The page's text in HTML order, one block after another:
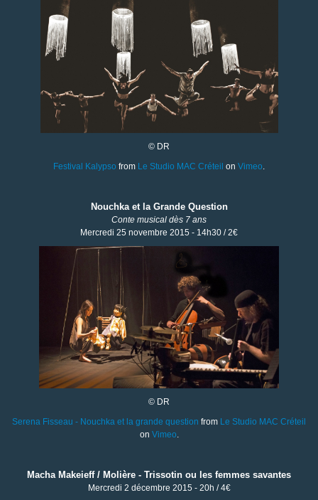
© DR
Festival Kalypso from Le Studio MAC Créteil on Vimeo
Nouchka et la Grande Question
Conte musical dès 7 ans
Mercredi 25 novembre 2015 - 14h30 / 2€
© DR
Serena Fisseau - Nouchka et la grande question from Le Studio MAC Créteil
on Vimeo
Macha Makeieff / Molière - Trissotin ou les femmes savantes
Mercredi 2 décembre 2015 - 20h / 4€